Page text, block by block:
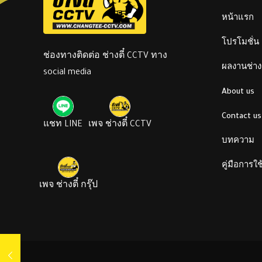
ช่องทางติดต่อ ช่างตี๋ CCTV ทาง
social media
แชท LINE เพจ ช่างตี๋ CCTV
เพจ ช่างตี๋ กรุ๊ป
หน้าแรก
โปรโมชั่น
ผลงานช่า
About us
Contact us
บทความ
คู่มือการใ